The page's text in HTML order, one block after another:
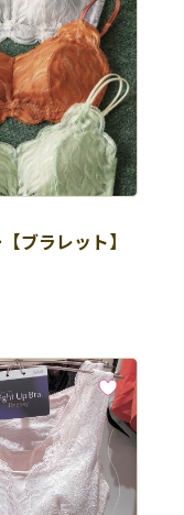
ブラレット】